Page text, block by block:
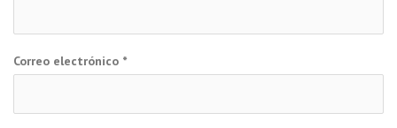
Correo electrónico *